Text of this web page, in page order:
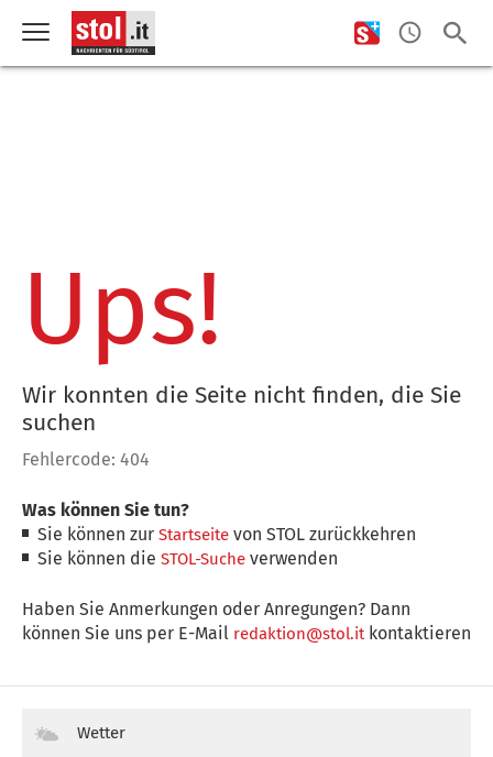
Ups!
Wir konnten die Seite nicht finden, die Sie
suchen
Fehlercode: 404
Was können Sie tun?
Sie können zurStartseite von STOL zurückkehren
Sie können dieSTOL-Suche verwenden
Haben Sie Anmerkungen oder Anregungen? Dann
können Sie uns per E-Mail redaktion@stol.itkontaktieren
Wetter